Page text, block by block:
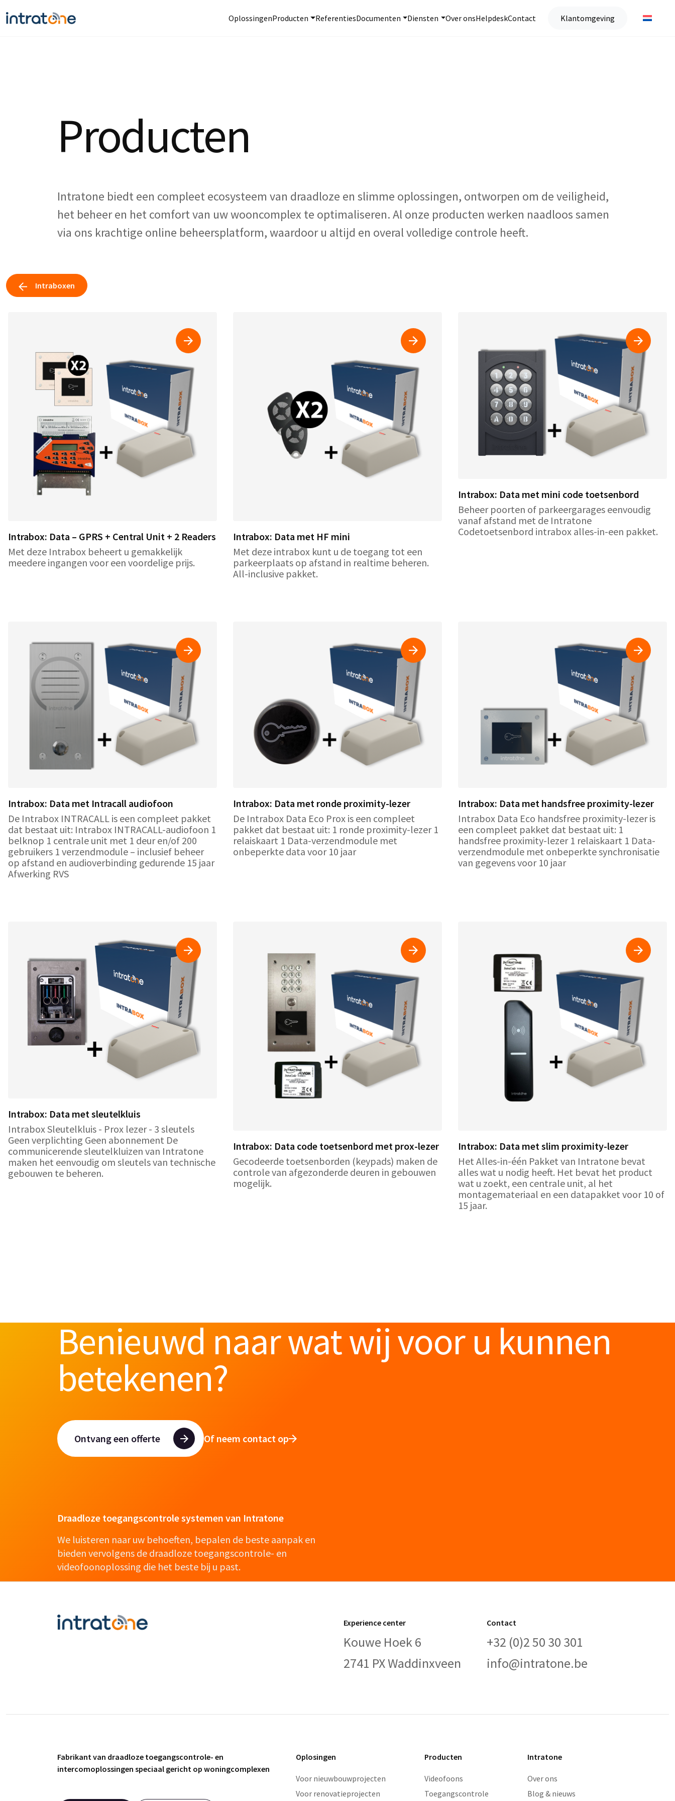
OplossingenProducten ReferentiesDocumenten Diensten Over onsHelpdeskContact Klantomgeving
Producten
Intratone biedt een compleet ecosysteem van draadloze en slimme oplossingen, ontworpen om de veiligheid,
het beheer en het comfort van uw wooncomplex te optimaliseren. Al onze producten werken naadloos samen
via ons krachtige online beheersplatform, waardoor u altijd en overal volledige controle heeft.
Intraboxen
Intrabox: Data – GPRS + Central Unit + 2 Readers
Met deze Intrabox beheert u gemakkelijk
meedere ingangen voor een voordelige prijs.
Intrabox: Data met HF mini
Met deze intrabox kunt u de toegang tot een
parkeerplaats op afstand in realtime beheren.
All-inclusive pakket.
Intrabox: Data met mini code toetsenbord
Beheer poorten of parkeergarages eenvoudig
vanaf afstand met de Intratone
Codetoetsenbord intrabox alles-in-een pakket.
Intrabox: Data met Intracall audiofoon
De Intrabox INTRACALL is een compleet pakket
dat bestaat uit: Intrabox INTRACALL-audiofoon 1
belknop 1 centrale unit met 1 deur en/of 200
gebruikers 1 verzendmodule – inclusief beheer
op afstand en audioverbinding gedurende 15 jaar
Afwerking RVS
Intrabox: Data met ronde proximity-lezer
De Intrabox Data Eco Prox is een compleet
pakket dat bestaat uit: 1 ronde proximity-lezer 1
relaiskaart 1 Data-verzendmodule met
onbeperkte data voor 10 jaar
Intrabox: Data met handsfree proximity-lezer
Intrabox Data Eco handsfree proximity-lezer is
een compleet pakket dat bestaat uit: 1
handsfree proximity-lezer 1 relaiskaart 1 Data-
verzendmodule met onbeperkte synchronisatie
van gegevens voor 10 jaar
Intrabox: Data met sleutelkluis
Intrabox Sleutelkluis - Prox lezer - 3 sleutels
Geen verplichting Geen abonnement De
communicerende sleutelkluizen van Intratone
maken het eenvoudig om sleutels van technische
gebouwen te beheren.
Intrabox: Data code toetsenbord met prox-lezer
Gecodeerde toetsenborden (keypads) maken de
controle van afgezonderde deuren in gebouwen
mogelijk.
Intrabox: Data met slim proximity-lezer
Het Alles-in-één Pakket van Intratone bevat
alles wat u nodig heeft. Het bevat het product
wat u zoekt, een centrale unit, al het
montagemateriaal en een datapakket voor 10 of
15 jaar.
Benieuwd naar wat wij voor u kunnen
betekenen?
Ontvang een offerte Of neem contact op
Draadloze toegangscontrole systemen van Intratone
We luisteren naar uw behoeften, bepalen de beste aanpak en
bieden vervolgens de draadloze toegangscontrole- en
videofoonoplossing die het beste bij u past.
Experience center
Kouwe Hoek 6
2741 PX Waddinxveen
Contact
+32 (0)2 50 30 301
info@intratone.be
Fabrikant van draadloze toegangscontrole- en
intercomoplossingen speciaal gericht op woningcomplexen
Oplosingen
Voor nieuwbouwprojecten
Voor renovatieprojecten
Producten
Videofoons
Toegangscontrole
Intratone
Over ons
Blog & nieuws